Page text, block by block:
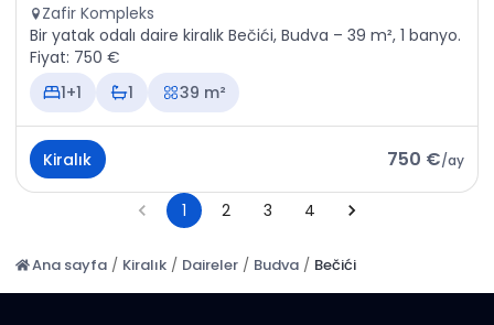
Zafir Kompleks
Bir yatak odalı daire kiralık Bečići, Budva – 39 m², 1 banyo.
Fiyat: 750 €
1+1
1 39 m²
Kiralık 750 €/ay
1 2 3 4
Ana sayfa / Kiralık / Daireler / Budva / Bečići